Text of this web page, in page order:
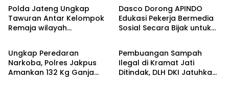
Polda Jateng Ungkap
Tawuran Antar Kelompok
Remaja wilayah
DPO Diburu
Dasco Dorong APINDO
Edukasi Pekerja Bermedia
Sosial Secara Bijak untuk
DAERAH
Ungkap Peredaran
Narkoba, Polres Jakpus
Amankan 132 Kg Ganja
DAERAH
Pembuangan Sampah
Ilegal di Kramat Jati
Ditindak, DLH DKI Jatuhkan